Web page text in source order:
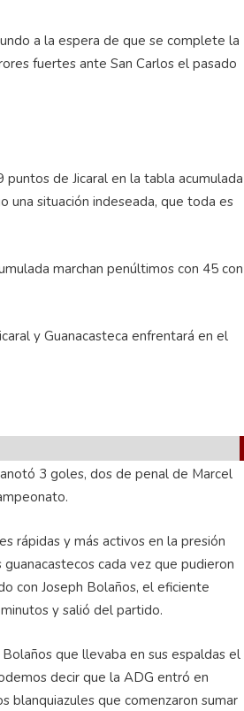
a la espera de que se complete la
fuertes ante San Carlos el pasado
de Jicaral en la tabla acumulada
una situación indeseada, que toda es
marchan penúltimos con 45 con
y Guanacasteca enfrentará en el
3 goles, dos de penal de Marcel
rápidas y más activos en la presión
cada vez que pudieron
con Joseph Bolaños, el eficiente
y salió del partido.
que llevaba en sus espaldas el
decir que la ADG entró en
blanquiazules que comenzaron sumar